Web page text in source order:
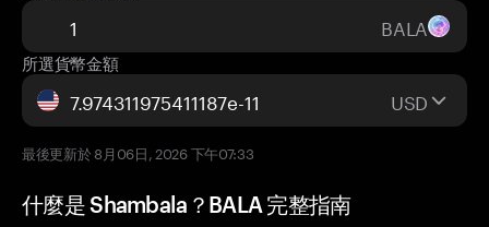
BALA
所選貨幣金額
USD
最後更新於 8月06日, 2026 下午07:33
什麼是 Shambala？BALA 完整指南